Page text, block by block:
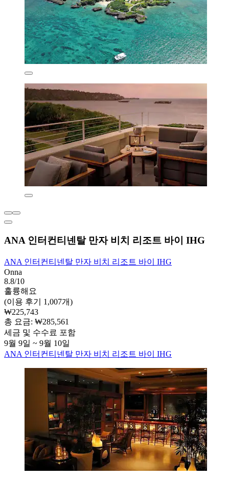
ANA 인터컨티넨탈 만자 비치 리조트 바이 IHG
ANA 인터컨티넨탈 만자 비치 리조트 바이 IHG
Onna
8.8/10
훌륭해요
(이용 후기 1,007개)
₩225,743
총 요금: ₩285,561
세금 및 수수료 포함
9월 9일 ~ 9월 10일
ANA 인터컨티넨탈 만자 비치 리조트 바이 IHG